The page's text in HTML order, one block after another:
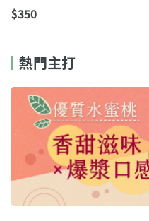
$350
熱門主打